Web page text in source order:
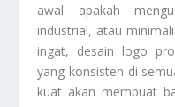
awal apakah
industrial, atau
ingat, desain logo
yang konsisten di
kuat akan membuat